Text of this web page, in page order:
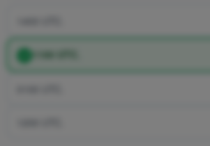
1100 UTC.